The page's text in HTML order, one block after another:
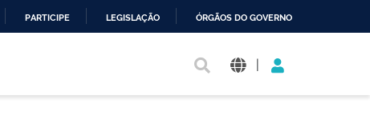
PARTICIPE LEGISLAÇÃO ÓRGÃOS DO GOVERNO
|